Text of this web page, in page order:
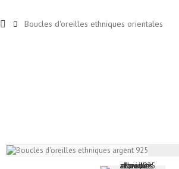
Boucles d'oreilles ethniques orientales